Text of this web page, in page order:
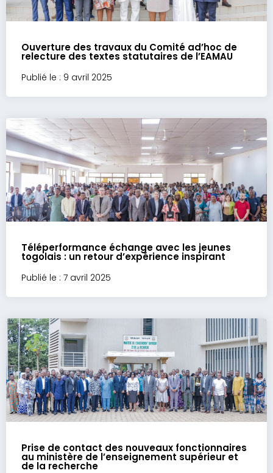
Ouverture des travaux du Comité ad’hoc de
relecture des textes statutaires de l’EAMAU
Publié le : 9 avril 2025
Téléperformance échange avec les jeunes
togolais : un retour d’expérience inspirant
Publié le : 7 avril 2025
Prise de contact des nouveaux fonctionnaires
au ministère de l’enseignement supérieur et
de la recherche